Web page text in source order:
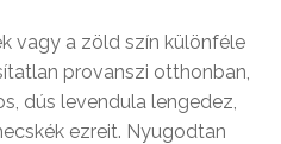
vagy a zöld szín különféle
provanszi otthonban,
dús levendula lengedez,
ezreit. Nyugodtan